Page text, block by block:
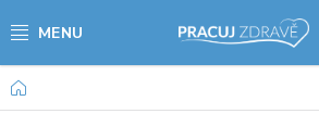
na
AKCE - SLEVY - VÝPRODEJ
Domů